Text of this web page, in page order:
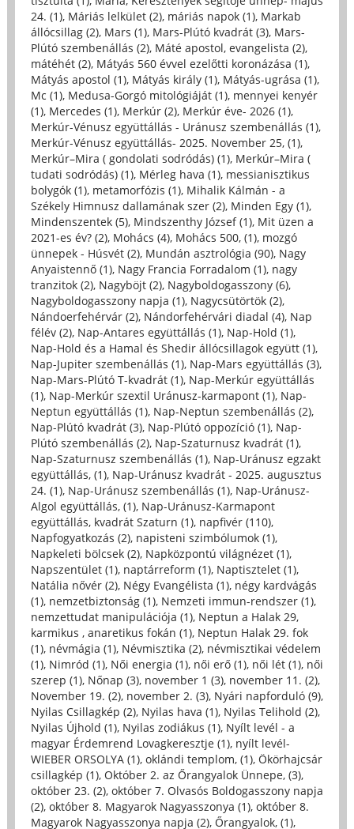
24. (1), Máriás lelkület (2), máriás napok (1), Markab
állócsillag (2), Mars (1), Mars-Plútó kvadrát (3), Mars-
Plútó szembenállás (2), Máté apostol, evangelista (2),
mátéhét (2), Mátyás 560 évvel ezelőtti koronázása (1),
Mátyás apostol (1), Mátyás király (1), Mátyás-ugrása (1),
Mc (1), Medusa-Gorgó mitológiáját (1), mennyei kenyér
(1), Mercedes (1), Merkúr (2), Merkúr éve- 2026 (1),
Merkúr-Vénusz együttállás - Uránusz szembenállás (1),
Merkúr-Vénusz együttállás- 2025. November 25, (1),
Merkúr–Mira ( gondolati sodródás) (1), Merkúr–Mira (
tudati sodródás) (1), Mérleg hava (1), messianisztikus
bolygók (1), metamorfózis (1), Mihalik Kálmán - a
Székely Himnusz dallamának szer (2), Minden Egy (1),
Mindenszentek (5), Mindszenthy József (1), Mit üzen a
2021-es év? (2), Mohács (4), Mohács 500, (1), mozgó
ünnepek - Húsvét (2), Mundán asztrológia (90), Nagy
Anyaistennő (1), Nagy Francia Forradalom (1), nagy
tranzitok (2), Nagyböjt (2), Nagyboldogasszony (6),
Nagyboldogasszony napja (1), Nagycsütörtök (2),
Nándoerfehérvár (2), Nándorfehérvári diadal (4), Nap
félév (2), Nap-Antares együttállás (1), Nap-Hold (1),
Nap-Hold és a Hamal és Shedir állócsillagok együtt (1),
Nap-Jupiter szembenállás (1), Nap-Mars együttállás (3),
Nap-Mars-Plútó T-kvadrát (1), Nap-Merkúr együttállás
(1), Nap-Merkúr szextil Uránusz-karmapont (1), Nap-
Neptun együttállás (1), Nap-Neptun szembenállás (2),
Nap-Plútó kvadrát (3), Nap-Plútó oppozíció (1), Nap-
Plútó szembenállás (2), Nap-Szaturnusz kvadrát (1),
Nap-Szaturnusz szembenállás (1), Nap-Uránusz egzakt
együttállás, (1), Nap-Uránusz kvadrát - 2025. augusztus
24. (1), Nap-Uránusz szembenállás (1), Nap-Uránusz-
Algol együttállás, (1), Nap-Uránusz-Karmapont
együttállás, kvadrát Szaturn (1), napfivér (110),
Napfogyatkozás (2), napisteni szimbólumok (1),
Napkeleti bölcsek (2), Napközpontú világnézet (1),
Napszentület (1), naptárreform (1), Naptisztelet (1),
Natália nővér (2), Négy Evangélista (1), négy kardvágás
(1), nemzetbiztonság (1), Nemzeti immun-rendszer (1),
nemzettudat manipulációja (1), Neptun a Halak 29,
karmikus , anaretikus fokán (1), Neptun Halak 29. fok
(1), névmágia (1), Névmisztika (2), névmisztikai védelem
(1), Nimród (1), Női energia (1), női erő (1), női lét (1), női
szerep (1), Nőnap (3), november 1 (3), november 11. (2),
November 19. (2), november 2. (3), Nyári napforduló (9),
Nyilas Csillagkép (2), Nyilas hava (1), Nyilas Telihold (2),
Nyilas Újhold (1), Nyilas zodiákus (1), Nyílt levél - a
magyar Érdemrend Lovagkeresztje (1), nyílt levél-
WIEBER ORSOLYA (1), oklándi templom, (1), Ökörhajcsár
csillagkép (1), Október 2. az Őrangyalok Ünnepe, (3),
október 23. (2), október 7. Olvasós Boldogasszony napja
(2), október 8. Magyarok Nagyasszonya (1), október 8.
Magyarok Nagyasszonya napja (2), Őrangyalok, (1),